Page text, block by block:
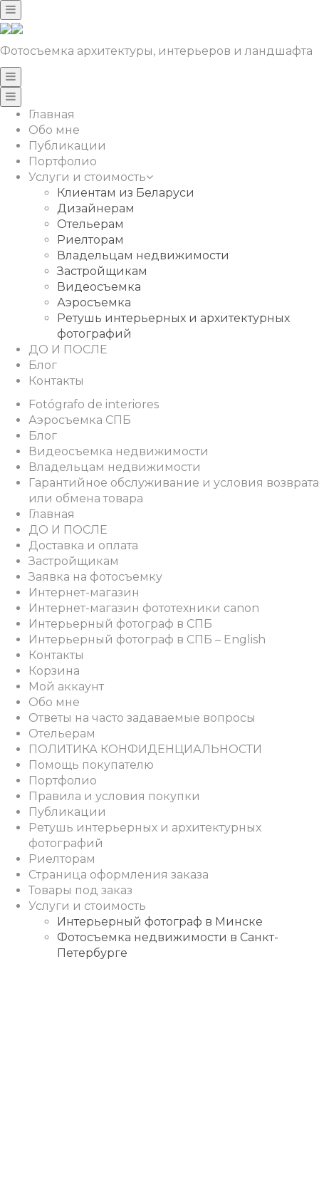
Фотосъемка архитектуры, интерьеров и ландшафта
Главная
Обо мне
Публикации
Портфолио
Услуги и стоимость
Клиентам из Беларуси
Дизайнерам
Отельерам
Риелторам
Владельцам недвижимости
Застройщикам
Видеосъемка
Аэросъемка
Ретушь интерьерных и архитектурных
фотографий
ДО И ПОСЛЕ
Блог
Контакты
Fotógrafo de interiores
Аэросъемка СПБ
Блог
Видеосъемка недвижимости
Владельцам недвижимости
Гарантийное обслуживание и условия возврата
или обмена товара
Главная
ДО И ПОСЛЕ
Доставка и оплата
Застройщикам
Заявка на фотосъемку
Интернет-магазин
Интернет-магазин фототехники canon
Интерьерный фотограф в СПБ
Интерьерный фотограф в СПБ – English
Контакты
Корзина
Мой аккаунт
Обо мне
Ответы на часто задаваемые вопросы
Отельерам
ПОЛИТИКА КОНФИДЕНЦИАЛЬНОСТИ
Помощь покупателю
Портфолио
Правила и условия покупки
Публикации
Ретушь интерьерных и архитектурных
фотографий
Риелторам
Страница оформления заказа
Товары под заказ
Услуги и стоимость
Интерьерный фотограф в Минске
Фотосъемка недвижимости в Санкт-
Петербурге